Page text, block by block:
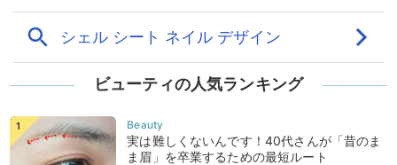
ビューティの人気ランキング
実は難しくないんです！40代さんが「昔のま
ま眉」を卒業するための最短ルート